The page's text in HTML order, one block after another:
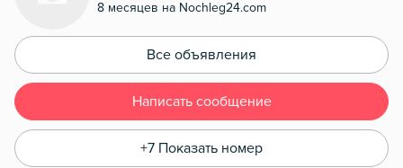
8 месяцев на Nochleg24.com
Все объявления
Написать сообщение
+7 Показать номер